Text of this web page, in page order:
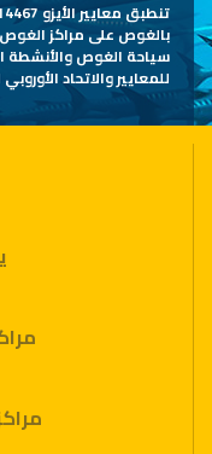
بالغوص على مراكز
سياحة الغوص والأنشطة
للمعايير والاتحاد